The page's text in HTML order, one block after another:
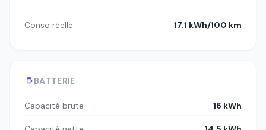
Conso réelle 17.1 kWh/100 km
BATTERIE
Capacité brute 16 kWh